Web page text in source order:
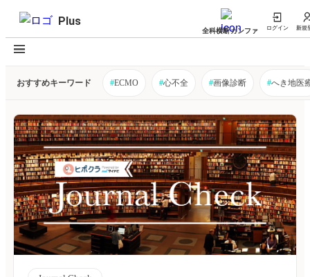
Plus
全科横断カンファ ログイン 新規
おすすめキーワード #ECMO #心不全 #画像診断 #へき地医